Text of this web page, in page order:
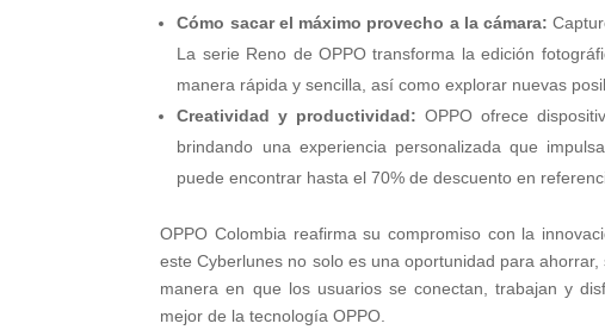
Cómo sacar el máximo provecho a la cámara:
La serie Reno de OPPO transforma la edición
manera rápida y sencilla, así como explorar nuevas
Creatividad y productividad:OPPO ofrece
brindando una experiencia personalizada que
puede encontrar hasta el 70% de descuento en
OPPO Colombia reafirma su compromiso con la
este Cyberlunes no solo es una oportunidad para
manera en que los usuarios se conectan, trabajan y
mejor de la tecnología OPPO.